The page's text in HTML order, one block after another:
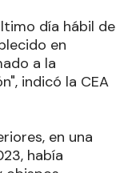
día hábil de
en
a la
indicó la CEA
en una
había